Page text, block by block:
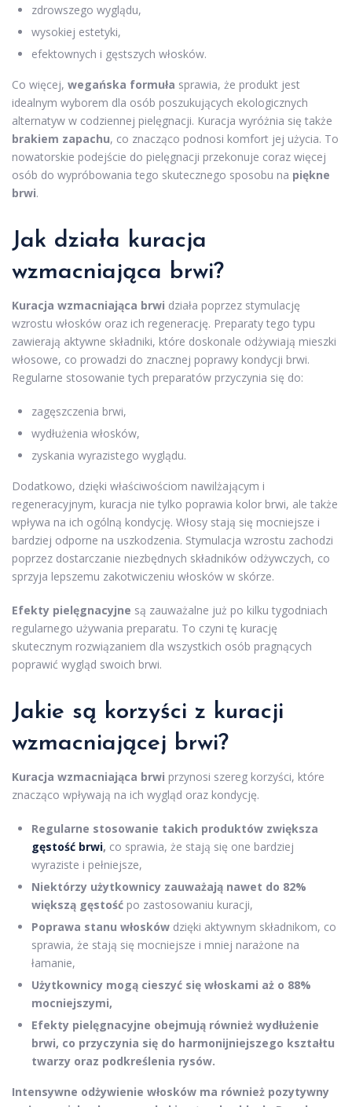
zdrowszego wyglądu,
wysokiej estetyki,
efektownych i gęstszych włosków.
Co więcej, wegańska formuła sprawia, że produkt jest
idealnym wyborem dla osób poszukujących ekologicznych
alternatyw w codziennej pielęgnacji. Kuracja wyróżnia się także
brakiem zapachu, co znacząco podnosi komfort jej użycia. To
nowatorskie podejście do pielęgnacji przekonuje coraz więcej
osób do wypróbowania tego skutecznego sposobu na piękne
brwi.
Jak działa kuracja
wzmacniająca brwi?
Kuracja wzmacniająca brwi działa poprzez stymulację
wzrostu włosków oraz ich regenerację. Preparaty tego typu
zawierają aktywne składniki, które doskonale odżywiają mieszki
włosowe, co prowadzi do znacznej poprawy kondycji brwi.
Regularne stosowanie tych preparatów przyczynia się do:
zagęszczenia brwi,
wydłużenia włosków,
zyskania wyrazistego wyglądu.
Dodatkowo, dzięki właściwościom nawilżającym i
regeneracyjnym, kuracja nie tylko poprawia kolor brwi, ale także
wpływa na ich ogólną kondycję. Włosy stają się mocniejsze i
bardziej odporne na uszkodzenia. Stymulacja wzrostu zachodzi
poprzez dostarczanie niezbędnych składników odżywczych, co
sprzyja lepszemu zakotwiczeniu włosków w skórze.
Efekty pielęgnacyjne są zauważalne już po kilku tygodniach
regularnego używania preparatu. To czyni tę kurację
skutecznym rozwiązaniem dla wszystkich osób pragnących
poprawić wygląd swoich brwi.
Jakie są korzyści z kuracji
wzmacniającej brwi?
Kuracja wzmacniająca brwi przynosi szereg korzyści, które
znacząco wpływają na ich wygląd oraz kondycję.
Regularne stosowanie takich produktów zwiększa
gęstość brwi, co sprawia, że stają się one bardziej
wyraziste i pełniejsze,
Niektórzy użytkownicy zauważają nawet do 82%
większą gęstość po zastosowaniu kuracji,
Poprawa stanu włosków dzięki aktywnym składnikom, co
sprawia, że stają się mocniejsze i mniej narażone na
łamanie,
Użytkownicy mogą cieszyć się włoskami aż o 88%
mocniejszymi,
Efekty pielęgnacyjne obejmują również wydłużenie
brwi, co przyczynia się do harmonijniejszego kształtu
twarzy oraz podkreślenia rysów.
Intensywne odżywienie włosków ma również pozytywny